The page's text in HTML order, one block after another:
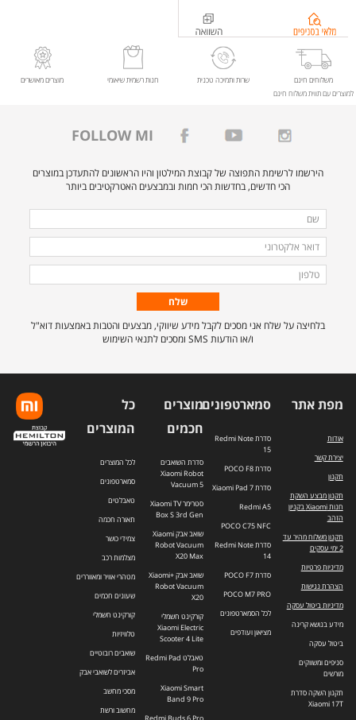
מלאי
%d7%9e%d7%a1%d7%9a+%d7%9e%d7%97%d7%a9%d7%91+%d7%92%d7%99%d7%99%d7%9e%d7%99%d7%a0%d7%92+%27%272K+27+%d7%a9%d7%99%d7%90%d7%95%d7%9e%d7%99+Xiaomi+Gaming+Monitor+G27Qi
משלוחים חינם
למוצרים עם תווית משלוח חינם
שרות ותמיכה טכנית חנות רשמית שיאומי מוצרים מאושרים
FOLLOW MI
הירשמו לרשימת התפוצה של קבוצת המילטון והיו הראשונים להתעדכן במוצרים
הכי חדשים, בחדשות הכי חמות ובמבצעים האטרקטיבים ביותר
מלאו
את
הפרטים
הבאים
לרשימת
שם
דואר
אלקטרוני
טלפון
בלחיצה על שלח אני מסכים לקבל מידע שיווקי, מבצעים והטבות באמצעות דוא"ל
ו/או הודעות SMS ומסכים לתנאי השימוש
מפת אתר
אודות
יצירת קשר
תקנון
תקנון מבצע השקת
חנות Xiaomi בקניון
הזהב
תקנון משלוח מהיר עד
2 ימי עסקים
מדיניות פרטיות
הצהרת נגישות
מדיניות ביטול עסקה
מידע בנושא קרינה
ביטול עסקה
סניפים ומשווקים
מורשים
תקנון השקה סדרת
Xiaomi 17T
סמארטפונים
סדרת Redmi Note
15
סדרת POCO F8
סדרת Xiaomi Pad 7
Redmi A5
POCO C75 NFC
סדרת Redmi Note
14
סדרת POCO F7
POCO M7 PRO
לכל הסמארטפונים
מציאון ועודפים
מוצרים
חכמים
סדרת השואבים
Xiaomi Robot
Vacuum 5
סטרימר Xiaomi TV
Box S 3rd Gen
שואב אבק Xiaomi
Robot Vacuum
X20 Max
שואב אבק +Xiaomi
Robot Vacuum
X20
קורקינט חשמלי
Xiaomi Electric
Scooter 4 Lite
טאבלט Redmi Pad
Pro
Xiaomi Smart
Band 9 Pro
כל
המוצרים
לכל המוצרים
סמארטפונים
טאבלטים
תאורה חכמה
צמידי כושר
מצלמות רכב
מטהרי אוויר ומאווררים
שעונים חכמים
קורקינט חשמלי
טלוויזיות
שואבים רובוטיים
אביזרים לשואבי אבק
מסכי מחשב
מחשוב ורשת